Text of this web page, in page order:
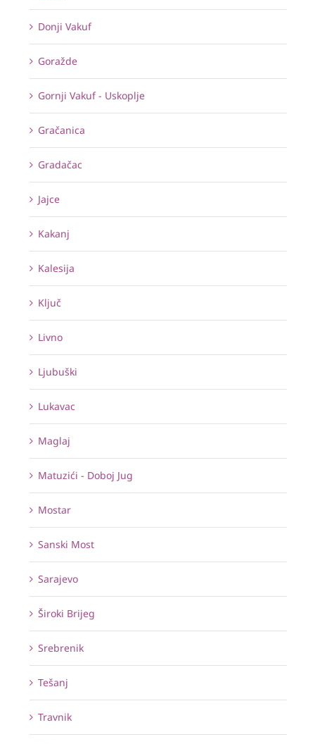
Donji Vakuf
Goražde
Gornji Vakuf - Uskoplje
Gračanica
Gradačac
Jajce
Kakanj
Kalesija
Ključ
Livno
Ljubuški
Lukavac
Maglaj
Matuzići - Doboj Jug
Mostar
Sanski Most
Sarajevo
Široki Brijeg
Srebrenik
Tešanj
Travnik